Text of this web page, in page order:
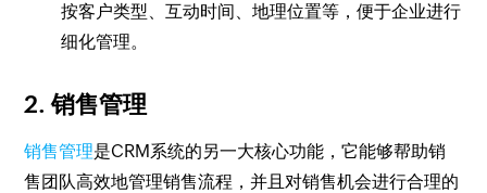
按客户类型、互动时间、地理位置等，便于企业进行
细化管理。
2. 销售管理
销售管理是CRM系统的另一大核心功能，它能够帮助销
售团队高效地管理销售流程，并且对销售机会进行合理的